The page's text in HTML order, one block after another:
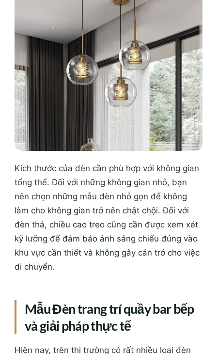
Kích thước của đèn cần phù hợp với không gian
tổng thể. Đối với những không gian nhỏ, bạn
nên chọn những mẫu đèn nhỏ gọn để không
làm cho không gian trở nên chật chội. Đối với
đèn thả, chiều cao treo cũng cần được xem xét
kỹ lưỡng để đảm bảo ánh sáng chiếu đúng vào
khu vực cần thiết và không gây cản trở cho việc
di chuyển.
Mẫu Đèn trang trí quầy bar bếp
và giải pháp thực tế
Hiện nay, trên thị trường có rất nhiều loại đèn